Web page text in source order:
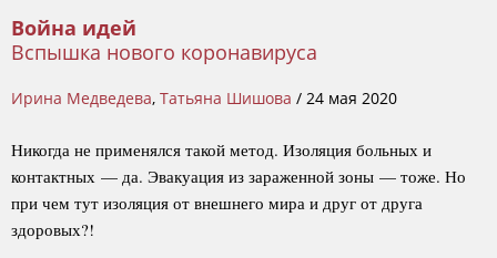
Война идей
Вспышка нового коронавируса
Ирина Медведева, Татьяна Шишова / 24 мая 2020
Никогда не применялся такой метод. Изоляция больных и
контактных — да. Эвакуация из зараженной зоны — тоже. Но
при чем тут изоляция от внешнего мира и друг от друга
здоровых?!